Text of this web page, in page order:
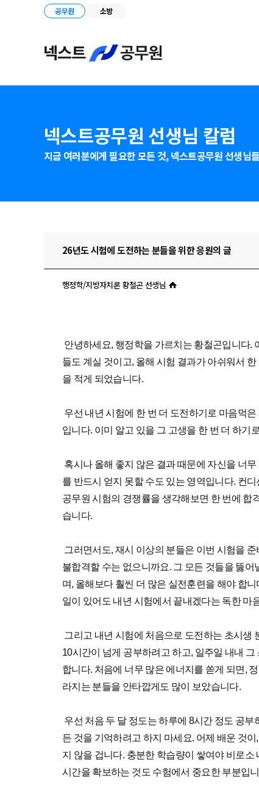
공무원 소방
넥스트공무원 선생님 칼럼
지금 여러분에게 필요한 모든 것,넥스트공무원 선생님
26년도 시험에 도전하는 분들을 위한 응원의 글
행정학/지방자치론 황철곤 선생님
안녕하세요, 행정학을 가르치는 황철곤입니다.
들도 계실 것이고, 올해 시험 결과가 아쉬워서
을 적게 되었습니다.
우선 내년 시험에 한 번 더 도전하기로 마음먹
입니다. 이미 알고 있을 그 고생을 한 번 더 하기
혹시나 올해 좋지 않은 결과 때문에 자신을 너
를 반드시 얻지 못할 수도 있는 영역입니다. 컨
공무원 시험의 경쟁률을 생각해보면 한 번에 합
습니다.
그러면서도, 재시 이상의 분들은 이번 시험을
불합격할 수는 없으니까요. 그 모든 것들을 뚫
며, 올해보다 훨씬 더 많은 실전훈련을 해야 합
일이 있어도 내년 시험에서 끝내겠다는 독한 마
그리고 내년 시험에 처음으로 도전하는 초시생
10시간이 넘게 공부하려고 하고, 일주일 내내
합니다. 처음에 너무 많은 에너지를 쏟게 되면,
라지는 분들을 안타깝게도 많이 보았습니다.
우선 처음 두 달 정도는 하루에 8시간 정도 공
든 것을 기억하려고 하지 마세요. 어제 배운 것
지 않을 겁니다. 충분한 학습량이 쌓여야 비로
시간을 확보하는 것도 수험에서 중요한 부분입